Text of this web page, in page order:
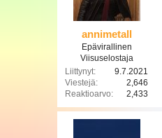
annimetall
Epävirallinen
Viisuselostaja
Liittynyt
9.7.2021
Viestejä
2,646
Reaktioarvo
2,433